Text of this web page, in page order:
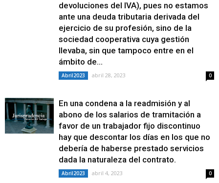
devoluciones del IVA), pues no estamos
ante una deuda tributaria derivada del
ejercicio de su profesión, sino de la
sociedad cooperativa cuya gestión
llevaba, sin que tampoco entre en el
ámbito de...
Abril2023 abril 28, 2023 0
En una condena a la readmisión y al
abono de los salarios de tramitación a
favor de un trabajador fijo discontinuo
hay que descontar los días en los que no
debería de haberse prestado servicios
dada la naturaleza del contrato.
Abril2023 abril 4, 2023 0